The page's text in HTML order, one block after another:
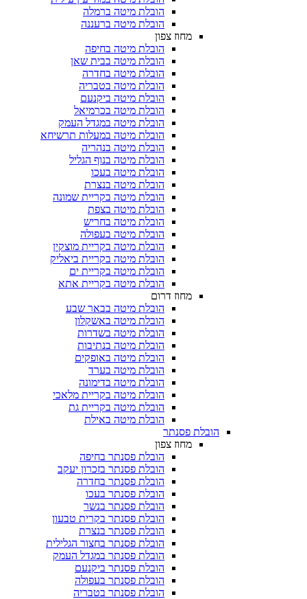
הובלת מיטה ברמלה
הובלת מיטה ברעננה
הובלת מיטה בחיפה
הובלת מיטה בבית שאן
הובלת מיטה בחדרה
הובלת מיטה בטבריה
הובלת מיטה ביקנעם
הובלת מיטה בכרמיאל
הובלת מיטה במגדל העמק
הובלת מיטה במעלות תרשיחא
הובלת מיטה בנהריה
הובלת מיטה בנוף הגליל
הובלת מיטה בנצרת
הובלת מיטה בקריית שמונה
הובלת מיטה בצפת
הובלת מיטה בחריש
הובלת מיטה בעפולה
הובלת מיטה בקריית מוצקין
הובלת מיטה בקריית ביאליק
הובלת מיטה בקריית ים
הובלת מיטה בקריית אתא
הובלת מיטה בבאר שבע
הובלת מיטה באשקלון
הובלת מיטה בשדרות
הובלת מיטה בנתיבות
הובלת מיטה באופקים
הובלת מיטה בערד
הובלת מיטה בדימונה
הובלת מיטה בקריית מלאכי
הובלת מיטה בקריית גת
הובלת מיטה באילת
הובלת פסנתר בחיפה
הובלת פסנתר בזכרון יעקב
הובלת פסנתר בחדרה
הובלת פסנתר בעכו
הובלת פסנתר בנשר
הובלת פסנתר בקרית טבעון
הובלת פסנתר בנצרת
הובלת פסנתר בחצור הגלילית
הובלת פסנתר במגדל העמק
הובלת פסנתר ביקנעם
הובלת פסנתר בעפולה
הובלת פסנתר בטבריה